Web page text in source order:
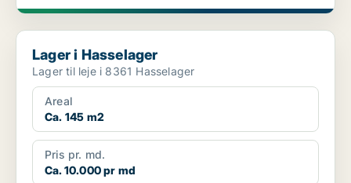
Lager i Hasselager
Lager i Hasselager
Lager til leje i 8361 Hasselager
Areal
Ca. 145 m2
Pris pr. md.
Ca. 10.000 pr md